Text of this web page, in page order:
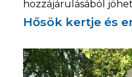
hozzájárulásából
Hősök kertje és